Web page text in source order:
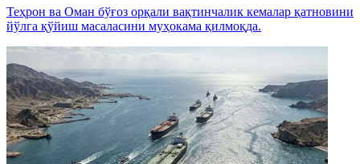
Теҳрон ва Оман бўғоз орқали вақтинчалик кемалар қатновини
йўлга қўйиш масаласини муҳокама қилмоқда.